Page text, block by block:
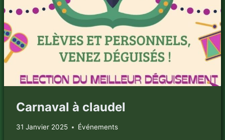
Carnaval à claudel
31 Janvier 2025 Événements